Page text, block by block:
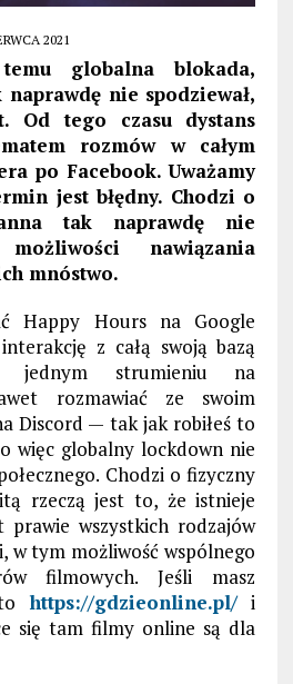
2021
globalna blokada,
nie spodziewał,
Od tego czasu dystans
rozmów w całym
po Facebook. Uważamy
jest błędny. Chodzi o
tak naprawdę nie
nawiązania
mnóstwo.
Happy Hours na Google
z całą swoją bazą
jednym strumieniu na
rozmawiać ze swoim
Discord — tak jak robiłeś to
więc globalny lockdown nie
Chodzi o fizyczny
rzeczą jest to, że istnieje
wszystkich rodzajów
w tym możliwość wspólnego
filmowych. Jeśli masz
tohttps://gdzieonline.pl/ i
się tam filmy online są dla